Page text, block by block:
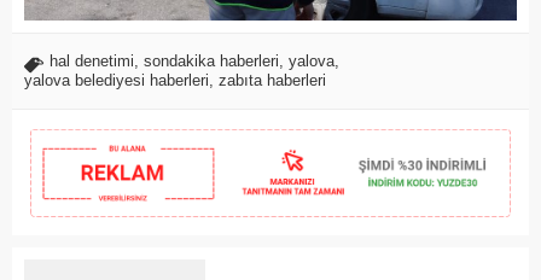
hal denetimi sondakika haberleri yalova
yalova belediyesi haberleri zabıta haberleri